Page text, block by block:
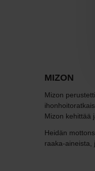
MIZON
Mizon
Mizon kehittää
Heidän
raaka-aineista,